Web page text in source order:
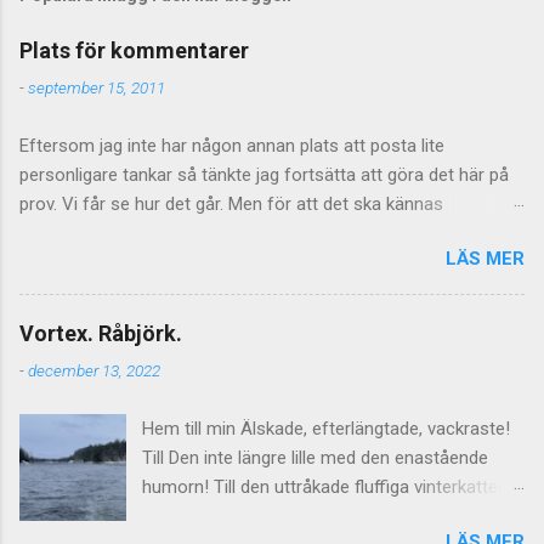
e
n
m
m
n
Plats för kommentarer
-september 15, 2011
Eftersom jag inte har någon annan plats att posta lite
personligare tankar så tänkte jag fortsätta att göra det här på
prov. Vi får se hur det går. Men för att det ska kännas
ha något litet med saken att göra. Vilket föranleder mig att
tillfälligtvis stänga av kommentarerna för de mer personliga
inläggen. Jag vill inte stänga av kommentarer helt och hållet
eftersom jag tycker att de är givande som helhet och även om
tongångarna ibland blir hårda så kan de ge upphov till mycket
personliga sakerna så får det lova att bli åtminstone lite mer
direktrelaterat. Så för det mer gängse framväxande
diskussionsmaterialet - kommentera här istället. Jag lägger
upp den ute till höger också så att kommentarsfloden kan
LÄS MER
Vortex. Råbjörk.
-december 13, 2022
Hem till min Älskade, efterlängtade, vackraste!
Till Den inte längre lille med den enastående
humorn! Till den uttråkade fluffiga vinterkatten.